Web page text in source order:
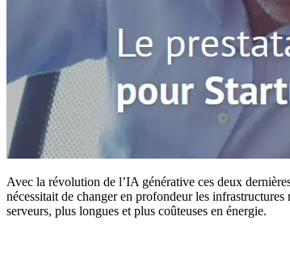
Avec la révolution de l’IA générative ces deux
nécessitait de changer en profondeur les
serveurs, plus longues et plus coûteuses en énergie.